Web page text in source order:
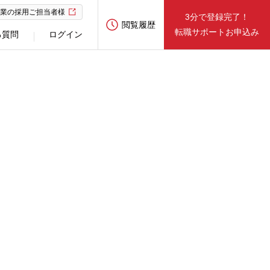
の採用ご担当者様
問 ログイン
閲覧履歴
3分で登録完了！
転職サポートお申込み